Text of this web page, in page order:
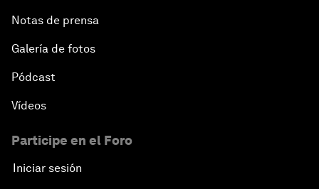
Notas de prensa
Galería de fotos
Pódcast
Vídeos
Participe en el Foro
Iniciar sesión